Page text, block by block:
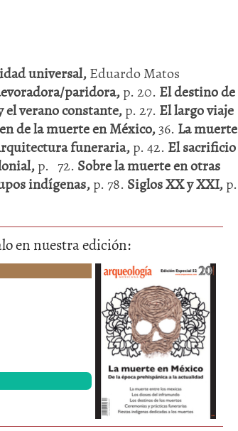
universal,Eduardo Matos
paridora,p. 20. El destino de
el verano constante,p. 27. El largo viaje
de la muerte en México,36. La muerte
funeraria,p. 42. El sacrificio
p. 72. Sobre la muerte en otras
indígenas,p. 78. Siglos XX y XXI,p.
en nuestra edición: